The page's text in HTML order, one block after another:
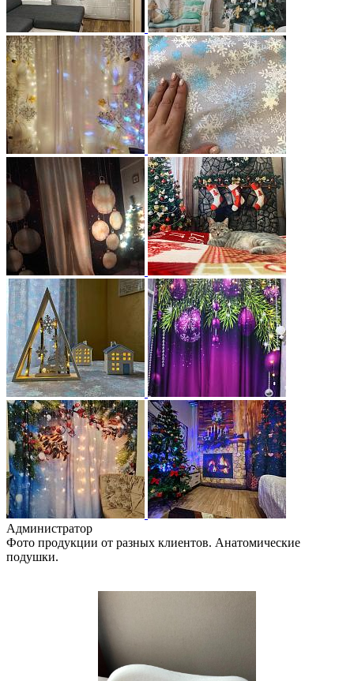
Администратор
Фото продукции от разных клиентов. Анатомические
подушки.